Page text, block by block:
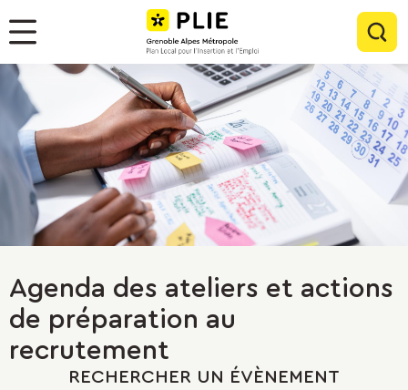
Panneau de gestion des cookies
Menu
Agenda des ateliers et actions
de préparation au
recrutement
RECHERCHER UN ÉVÈNEMENT